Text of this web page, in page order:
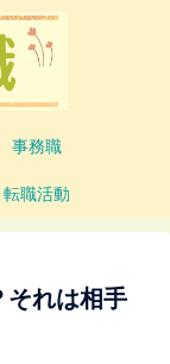
事務職
転職活動
それは相手